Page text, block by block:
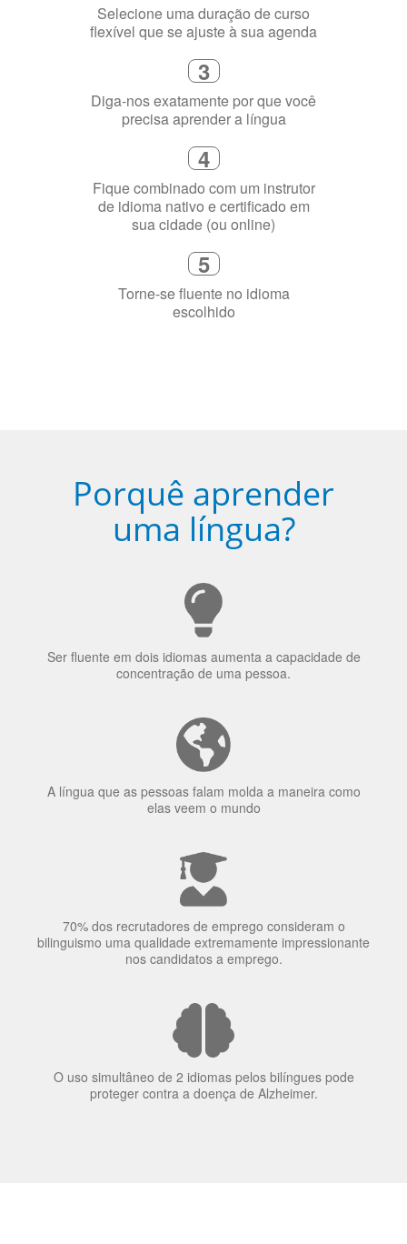
Selecione uma duração de curso
flexível que se ajuste à sua agenda
3
Diga-nos exatamente por que você
precisa aprender a língua
4
Fique combinado com um instrutor
de idioma nativo e certificado em
sua cidade (ou online)
5
Torne-se fluente no idioma
escolhido
Porquê aprender
uma língua?
Ser fluente em dois idiomas aumenta a capacidade de
concentração de uma pessoa.
A língua que as pessoas falam molda a maneira como
elas veem o mundo
70% dos recrutadores de emprego consideram o
bilinguismo uma qualidade extremamente impressionante
nos candidatos a emprego.
O uso simultâneo de 2 idiomas pelos bilíngues pode
proteger contra a doença de Alzheimer.